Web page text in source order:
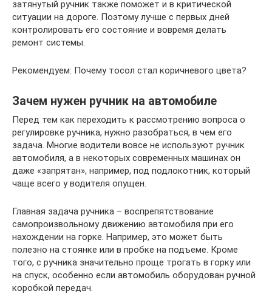
затянутый ручник также поможет и в критической
ситуации на дороге. Поэтому лучше с первых дней
контролировать его состояние и вовремя делать
ремонт системы.
Рекомендуем: Почему тосол стал коричневого цвета?
Зачем нужен ручник на автомобиле
Перед тем как переходить к рассмотрению вопроса о
регулировке ручника, нужно разобраться, в чем его
задача. Многие водители вовсе не используют ручник
автомобиля, а в некоторых современных машинах он
даже «запрятан», например, под подлокотник, который
чаще всего у водителя опущен.
Главная задача ручника – воспрепятствование
самопроизвольному движению автомобиля при его
нахождении на горке. Например, это может быть
полезно на стоянке или в пробке на подъеме. Кроме
того, с ручника значительно проще трогать в горку или
на спуск, особенно если автомобиль оборудован ручной
коробкой передач.